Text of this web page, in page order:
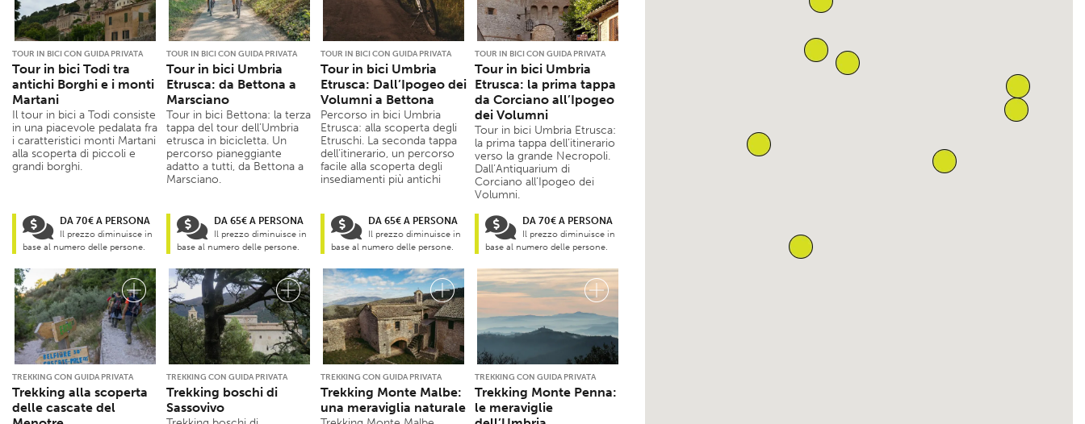
TOUR IN BICI CON GUIDA PRIVATA
Tour in bici Todi tra
antichi Borghi e i monti
Martani
Il tour in bici a Todi consiste
in una piacevole pedalata fra
i caratteristici monti Martani
alla scoperta di piccoli e
grandi borghi.
DA 70€ A PERSONA
Il prezzo diminuisce in
base al numero delle persone.
TOUR IN BICI CON GUIDA PRIVATA
Tour in bici Umbria
Etrusca: da Bettona a
Marsciano
Tour in bici Bettona: la terza
tappa del tour dell’Umbria
etrusca in bicicletta. Un
percorso pianeggiante
adatto a tutti, da Bettona a
Marsciano.
DA 65€ A PERSONA
Il prezzo diminuisce in
base al numero delle persone.
TOUR IN BICI CON GUIDA PRIVATA
Tour in bici Umbria
Etrusca: Dall’Ipogeo dei
Volumni a Bettona
Percorso in bici Umbria
Etrusca: alla scoperta degli
Etruschi. La seconda tappa
dell’itinerario, un percorso
facile alla scoperta degli
insediamenti più antichi
DA 65€ A PERSONA
Il prezzo diminuisce in
base al numero delle persone.
TOUR IN BICI CON GUIDA PRIVATA
Tour in bici Umbria
Etrusca: la prima tappa
da Corciano all’Ipogeo
dei Volumni
Tour in bici Umbria Etrusca:
la prima tappa dell’itinerario
verso la grande Necropoli.
Dall’Antiquarium di
Corciano all’Ipogeo dei
Volumni.
DA 70€ A PERSONA
Il prezzo diminuisce in
base al numero delle persone.
TREKKING CON GUIDA PRIVATA
Trekking alla scoperta
delle cascate del
TREKKING CON GUIDA PRIVATA
Trekking boschi di
Sassovivo
TREKKING CON GUIDA PRIVATA
Trekking Monte Malbe:
una meraviglia naturale
TREKKING CON GUIDA PRIVATA
Trekking Monte Penna:
le meraviglie